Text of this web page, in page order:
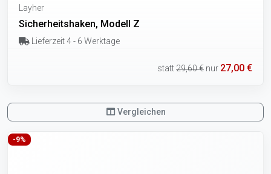
Layher
Sicherheitshaken, Modell Z
Lieferzeit 4 - 6 Werktage
statt29,60 € nur 27,00 €
Vergleichen
-9%